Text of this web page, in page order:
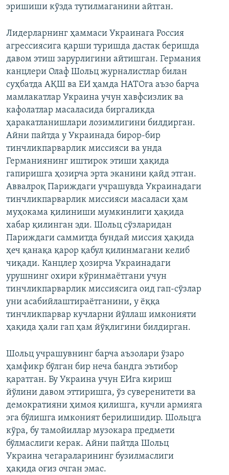
эришиши кўзда тутилмаганини айтган.
Лидерларнинг ҳаммаси Украинага Россия
агрессиясига қарши туришда дастак беришда
давом этиш зарурлигини айтишган. Германия
канцлери Олаф Шольц журналистлар билан
суҳбатда АҚШ ва ЕИ ҳамда НАТОга аъзо барча
мамлакатлар Украина учун хавфсизлик ва
кафолатлар масаласида биргаликда
ҳаракатланишлари лозимлигини билдирган.
Айни пайтда у Украинада бирор-бир
тинчликпарварлик миссияси ва унда
Германиянинг иштирок этиши ҳақида
гапиришга ҳозирча эрта эканини қайд этган.
Аввалроқ Париждаги учрашувда Украинадаги
тинчликпарварлик миссияси масаласи ҳам
муҳокама қилиниши мумкинлиги ҳақида
хабар қилинган эди. Шольц сўзларидан
Париждаги саммитда бундай миссия ҳақида
ҳеч қанақа қарор қабул қилинмагани келиб
чиқади. Канцлер ҳозирча Украинадаги
урушнинг охири кўринмаётгани учун
тинчликпарварлик миссиясига оид гап-сўзлар
уни асабийлаштираётганини, у ёққа
тинчликпарвар кучларни йўллаш имконияти
ҳақида ҳали гап ҳам йўқлигини билдирган.
Шольц учрашувнинг барча аъзолари ўзаро
ҳамфикр бўлган бир неча бандга эътибор
қаратган. Бу Украина учун ЕИга кириш
йўлини давом эттиришга, ўз суверенитети ва
демократияни ҳимоя қилишга, кучли армияга
эга бўлишга имконият берилишидир. Шольцга
кўра, бу тамойиллар музокара предмети
бўлмаслиги керак. Айни пайтда Шольц
Украина чегараларининг бузилмаслиги
ҳақида оғиз очган эмас.